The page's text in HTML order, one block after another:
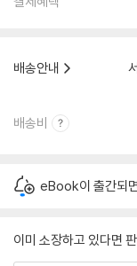
배송안내
배송비
eBook이 출간되
이미 소장하고 있다면